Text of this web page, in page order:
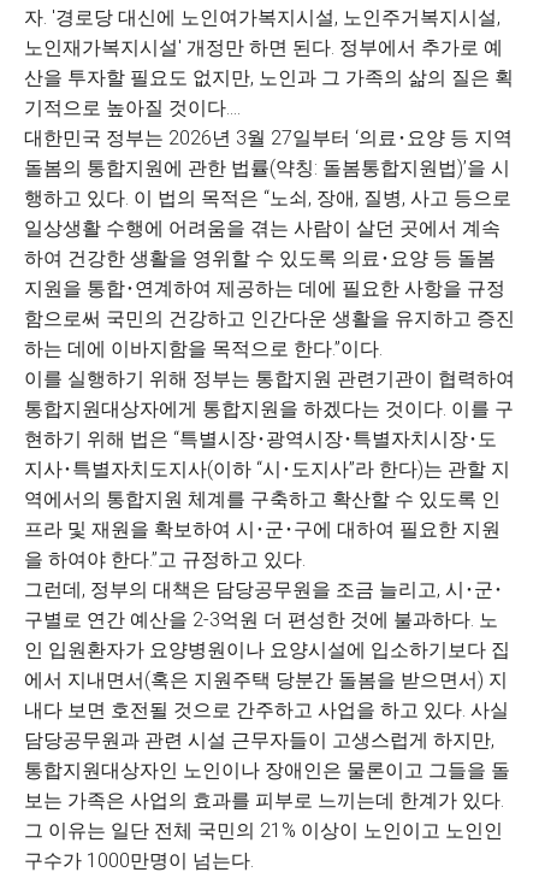
자. '경로당 대신에 노인여가복지시설, 노인주거복지시설,
노인재가복지시설' 개정만 하면 된다. 정부에서 추가로 예
산을 투자할 필요도 없지만, 노인과 그 가족의 삶의 질은 획
기적으로 높아질 것이다....
대한민국 정부는 2026년 3월 27일부터 ‘의료･요양 등 지역
돌봄의 통합지원에 관한 법률(약칭: 돌봄통합지원법)’을 시
행하고 있다. 이 법의 목적은 “노쇠, 장애, 질병, 사고 등으로
일상생활 수행에 어려움을 겪는 사람이 살던 곳에서 계속
하여 건강한 생활을 영위할 수 있도록 의료･요양 등 돌봄
지원을 통합･연계하여 제공하는 데에 필요한 사항을 규정
함으로써 국민의 건강하고 인간다운 생활을 유지하고 증진
하는 데에 이바지함을 목적으로 한다.”이다.
이를 실행하기 위해 정부는 통합지원 관련기관이 협력하여
통합지원대상자에게 통합지원을 하겠다는 것이다. 이를 구
현하기 위해 법은 “특별시장･광역시장･특별자치시장･도
지사･특별자치도지사(이하 “시･도지사”라 한다)는 관할 지
역에서의 통합지원 체계를 구축하고 확산할 수 있도록 인
프라 및 재원을 확보하여 시･군･구에 대하여 필요한 지원
을 하여야 한다.”고 규정하고 있다.
그런데, 정부의 대책은 담당공무원을 조금 늘리고, 시･군･
구별로 연간 예산을 2-3억원 더 편성한 것에 불과하다. 노
인 입원환자가 요양병원이나 요양시설에 입소하기보다 집
에서 지내면서(혹은 지원주택 당분간 돌봄을 받으면서) 지
내다 보면 호전될 것으로 간주하고 사업을 하고 있다. 사실
담당공무원과 관련 시설 근무자들이 고생스럽게 하지만,
통합지원대상자인 노인이나 장애인은 물론이고 그들을 돌
보는 가족은 사업의 효과를 피부로 느끼는데 한계가 있다.
그 이유는 일단 전체 국민의 21% 이상이 노인이고 노인인
구수가 1000만명이 넘는다.